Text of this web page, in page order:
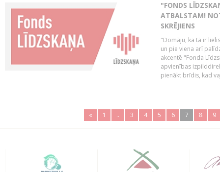
"FONDS
ATBALSTAM!
SKRĒJIENS
"Domāju, ka tā ir
un pie viena arī
akcentē "Fonda
apvienības
pienākt brīdis, kad
« 1 .. 3 4 5 6 7 8 9